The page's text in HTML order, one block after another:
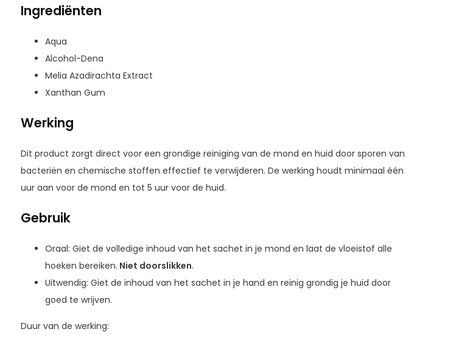
Ingrediënten
Aqua
Alcohol-Dena
Melia Azadirachta Extract
Xanthan Gum
Werking
Dit product zorgt direct voor een grondige reiniging van de mond en huid door sporen van
bacteriën en chemische stoffen effectief te verwijderen. De werking houdt minimaal één
uur aan voor de mond en tot 5 uur voor de huid.
Gebruik
Oraal: Giet de volledige inhoud van het sachet in je mond en laat de vloeistof alle
hoeken bereiken. Niet doorslikken.
Uitwendig: Giet de inhoud van het sachet in je hand en reinig grondig je huid door
goed te wrijven.
Duur van de werking: